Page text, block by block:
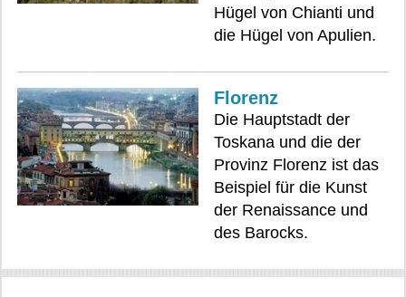
Hügel von Chianti und
die Hügel von Apulien.
Florenz
Die Hauptstadt der
Toskana und die der
Provinz Florenz ist das
Beispiel für die Kunst
der Renaissance und
des Barocks.